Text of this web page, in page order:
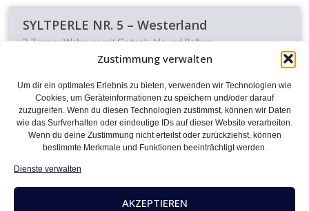
Zustimmung verwalten
Um dir ein optimales Erlebnis zu bieten, verwenden wir Technologien wie
Cookies, um Geräteinformationen zu speichern und/oder darauf
zuzugreifen. Wenn du diesen Technologien zustimmst, können wir Daten
wie das Surfverhalten oder eindeutige IDs auf dieser Website verarbeiten.
Wenn du deine Zustimmung nicht erteilst oder zurückziehst, können
bestimmte Merkmale und Funktionen beeinträchtigt werden.
Dienste verwalten
AKZEPTIEREN
SYLTPERLE NR. 5 – Westerland
3-Zimmer-Wohnung mit Gartenkuhle und Balkon
Die moderne 3-Zimmer-Wohnung in Westerland bietet Platz für bis
zu 5 Personen ist hochwertig und stilvoll eingerichtet. Parkplatz
und Gartenkuhle inklusive.
ANFRAGE SENDEN